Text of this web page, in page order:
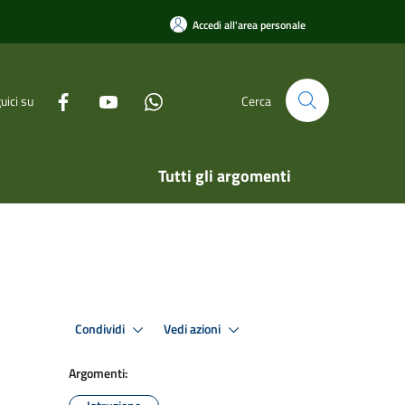
Accedi all'area personale
su Cerca
Tutti gli argomenti
Condividi Vedi azioni
Argomenti: